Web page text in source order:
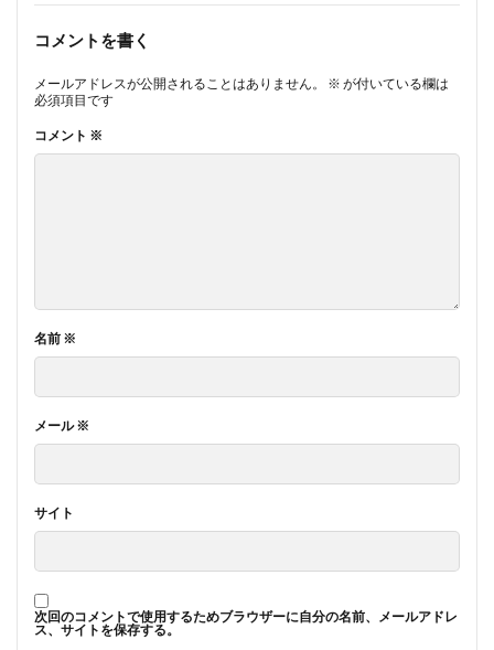
コメントを書く
メールアドレスが公開されることはありません。 ※ が付いている欄は
必須項目です
コメント ※
名前 ※
メール※
サイト
次回のコメントで使用するためブラウザーに自分の名前、メールアドレ
ス、サイトを保存する。